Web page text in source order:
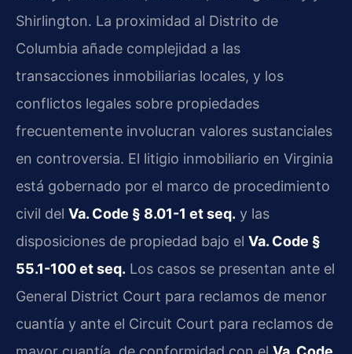
Shirlington. La proximidad al Distrito de
Columbia añade complejidad a las
transacciones inmobiliarias locales, y los
conflictos legales sobre propiedades
frecuentemente involucran valores sustanciales
en controversia. El litigio inmobiliario en Virginia
está gobernado por el marco de procedimiento
civil del Va. Code § 8.01-1 et seq. y las
disposiciones de propiedad bajo el Va. Code §
55.1-100 et seq. Los casos se presentan ante el
General District Court para reclamos de menor
cuantía y ante el Circuit Court para reclamos de